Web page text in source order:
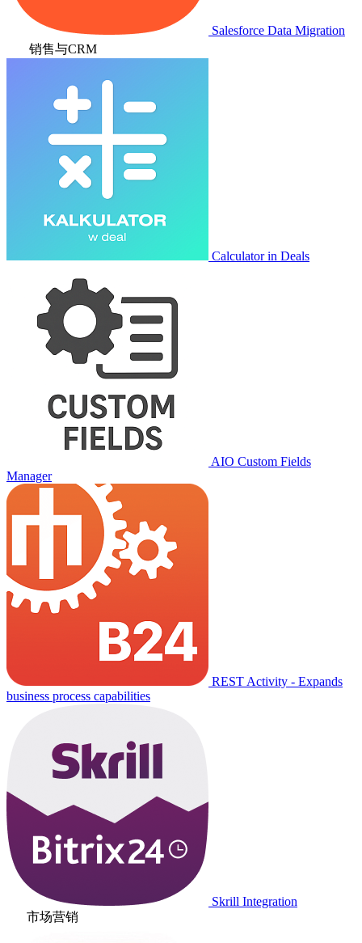
Salesforce Data Migration
销售与CRM
Calculator in Deals
AIO Custom Fields
Manager
REST Activity - Expands
business process capabilities
Skrill Integration
市场营销